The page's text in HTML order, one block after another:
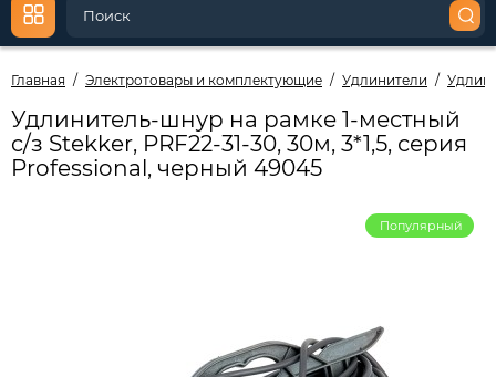
Главная Электротовары и комплектующие Удлинители
Удлинитель-шнур на рамке 1-местный
c/з Stekker, PRF22-31-30, 30м, 3*1,5, серия
Professional, черный 49045
Популярный